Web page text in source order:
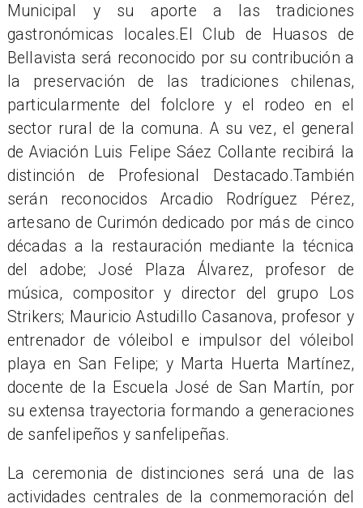
Municipal y su aporte a las tradiciones
gastronómicas locales.El Club de Huasos de
Bellavista será reconocido por su contribución a
la preservación de las tradiciones chilenas,
particularmente del folclore y el rodeo en el
sector rural de la comuna. A su vez, el general
de Aviación Luis Felipe Sáez Collante recibirá la
distinción de Profesional Destacado.También
serán reconocidos Arcadio Rodríguez Pérez,
artesano de Curimón dedicado por más de cinco
décadas a la restauración mediante la técnica
del adobe; José Plaza Álvarez, profesor de
música, compositor y director del grupo Los
Strikers; Mauricio Astudillo Casanova, profesor y
entrenador de vóleibol e impulsor del vóleibol
playa en San Felipe; y Marta Huerta Martínez,
docente de la Escuela José de San Martín, por
su extensa trayectoria formando a generaciones
de sanfelipeños y sanfelipeñas.
La ceremonia de distinciones será una de las
actividades centrales de la conmemoración del